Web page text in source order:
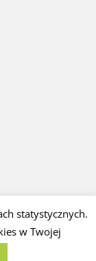
statystycznych.
w Twojej